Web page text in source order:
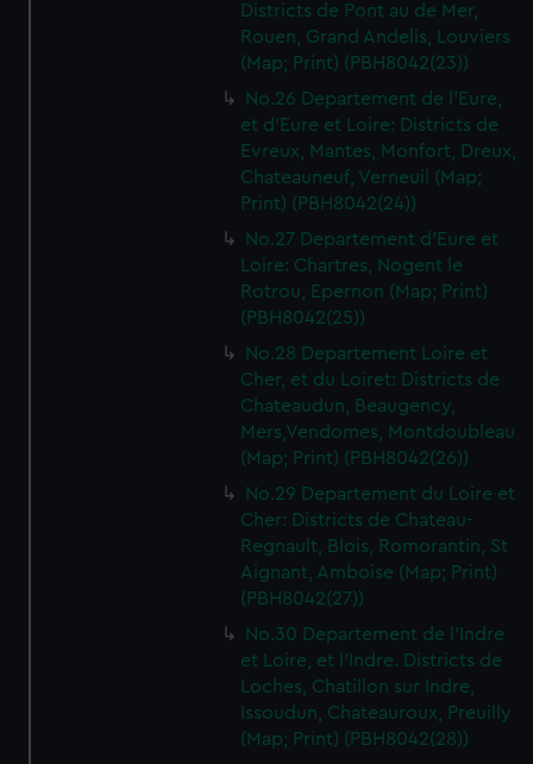
Districts de Pont au de Mer,
Rouen, Grand Andelis, Louviers
(Map; Print) (PBH8042(23))
No.26 Departement de l'Eure,
et d'Eure et Loire: Districts de
Evreux, Mantes, Monfort, Dreux,
Chateauneuf, Verneuil (Map;
Print) (PBH8042(24))
No.27 Departement d'Eure et
Loire: Chartres, Nogent le
Rotrou, Epernon (Map; Print)
(PBH8042(25))
No.28 Departement Loire et
Cher, et du Loiret: Districts de
Chateaudun, Beaugency,
Mers,Vendomes, Montdoubleau
(Map; Print) (PBH8042(26))
No.29 Departement du Loire et
Cher: Districts de Chateau-
Regnault, Blois, Romorantin, St
Aignant, Amboise (Map; Print)
(PBH8042(27))
No.30 Departement de l'Indre
et Loire, et l'Indre. Districts de
Loches, Chatillon sur Indre,
Issoudun, Chateauroux, Preuilly
(Map; Print) (PBH8042(28))